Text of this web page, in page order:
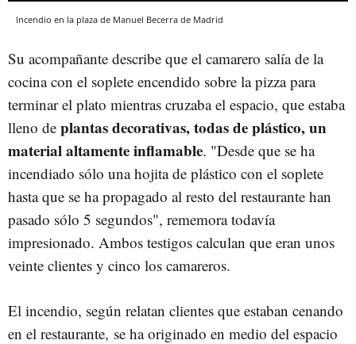
Incendio en la plaza de Manuel Becerra de Madrid
Su acompañante describe que el camarero salía de la
cocina con el soplete encendido sobre la pizza para
terminar el plato mientras cruzaba el espacio, que estaba
lleno de plantas decorativas, todas de plástico, un
material altamente inflamable. "Desde que se ha
incendiado sólo una hojita de plástico con el soplete
hasta que se ha propagado al resto del restaurante han
pasado sólo 5 segundos", rememora todavía
impresionado. Ambos testigos calculan que eran unos
veinte clientes y cinco los camareros.
El incendio, según relatan clientes que estaban cenando
en el restaurante, se ha originado en medio del espacio